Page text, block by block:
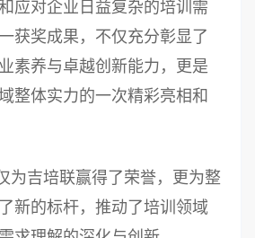
应对企业日益复杂的培训需
获奖成果，不仅充分彰显了
素养与卓越创新能力，更是
整体实力的一次精彩亮相和
为吉培联赢得了荣誉，更为整
新的标杆，推动了培训领域